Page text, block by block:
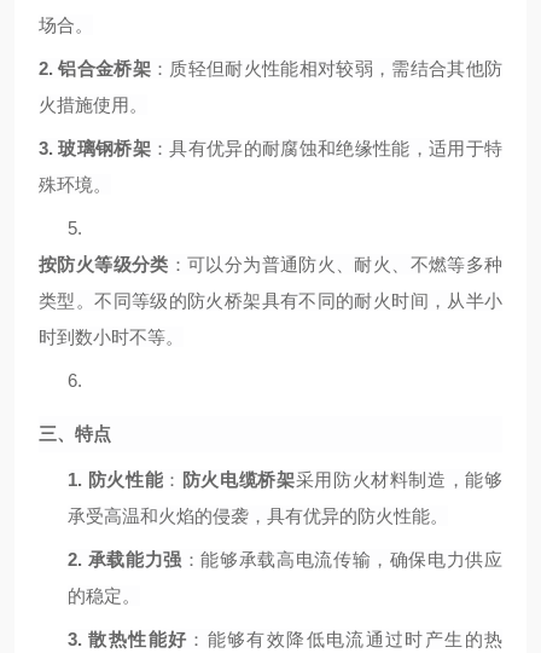
场合。
2.铝合金桥架 ：质轻但耐火性能相对较弱，需结合其他防
火措施使用。
3.玻璃钢桥架 ：具有优异的耐腐蚀和绝缘性能，适用于特
殊环境。
5.
按防火等级分类 ：可以分为普通防火、耐火、不燃等多种
类型。不同等级的防火桥架具有不同的耐火时间，从半小
时到数小时不等。
6.
三、特点
1. 防火性能 ： 防火电缆桥架采用防火材料制造，能够
承受高温和火焰的侵袭，具有优异的防火性能。
2. 承载能力强 ：能够承载高电流传输，确保电力供应
的稳定。
3.散热性能好 ：能够有效降低电流通过时产生的热